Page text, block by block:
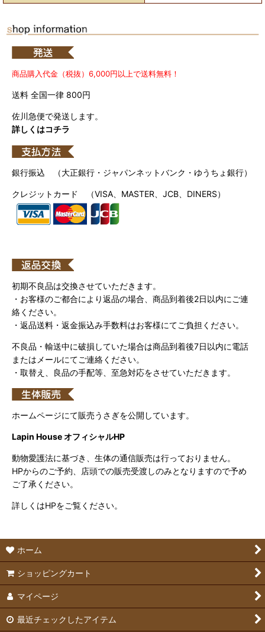
商品購入代金（税抜）6,000円以上で送料無料！
送料 全国一律 800円
佐川急便で発送します。
詳しくはコチラ
銀行振込 （大正銀行・ジャパンネットバンク・ゆうちょ銀行）
クレジットカード （VISA、MASTER、JCB、DINERS）
初期不良品は交換させていただきます。
・お客様のご都合により返品の場合、商品到着後2日以内にご連
絡ください。
・返品送料・返金振込み手数料はお客様にてご負担ください。
不良品・輸送中に破損していた場合は商品到着後7日以内に電話
またはメールにてご連絡ください。
・取替え、良品の手配等、至急対応をさせていただきます。
ホームページにて販売うさぎを公開しています。
Lapin House オフィシャルHP
動物愛護法に基づき、生体の通信販売は行っておりません。
HPからのご予約、店頭での販売受渡しのみとなりますので予め
ご了承ください。
詳しくはHPをご覧ください。
ホーム
ショッピングカート
マイページ
最近チェックしたアイテム